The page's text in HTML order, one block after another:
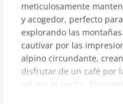
meticulosamente
y acogedor, perfecto
explorando las
cautivar por las
alpino circundante,
disfrutar de un café por
sol por la noche.
ideal en Gaschurn, el